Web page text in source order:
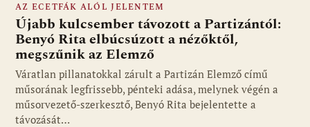
Fotó: media1.hu
AZ ECETFÁK ALÓL JELENTEM
Újabb kulcsember távozott a Partizántól:
Benyó Rita elbúcsúzott a nézőktől,
megszűnik az Elemző
Váratlan pillanatokkal zárult a Partizán Elemző című
műsorának legfrissebb, pénteki adása, melynek végén a
műsorvezető-szerkesztő, Benyó Rita bejelentette a
távozását…